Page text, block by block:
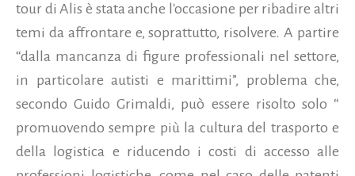
tour di Alis è stata anche l'occasione per ribadire altri
temi da affrontare e, soprattutto, risolvere. A partire
“dalla mancanza di figure professionali nel settore,
in particolare autisti e marittimi”, problema che,
secondo Guido Grimaldi, può essere risolto solo “
promuovendo sempre più la cultura del trasporto e
della logistica e riducendo i costi di accesso alle